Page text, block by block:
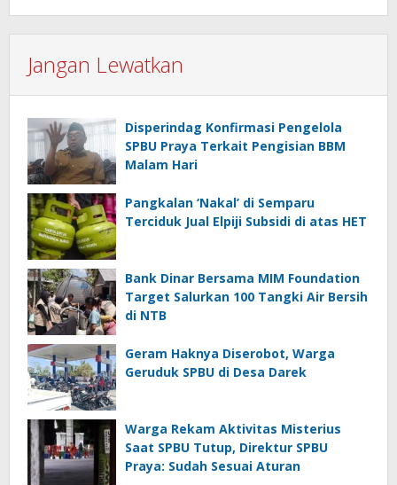
Jangan Lewatkan
Disperindag Konfirmasi Pengelola
SPBU Praya Terkait Pengisian BBM
Malam Hari
Pangkalan ‘Nakal’ di Semparu
Terciduk Jual Elpiji Subsidi di atas HET
Bank Dinar Bersama MIM Foundation
Target Salurkan 100 Tangki Air Bersih
di NTB
Geram Haknya Diserobot, Warga
Geruduk SPBU di Desa Darek
Warga Rekam Aktivitas Misterius
Saat SPBU Tutup, Direktur SPBU
Praya: Sudah Sesuai Aturan